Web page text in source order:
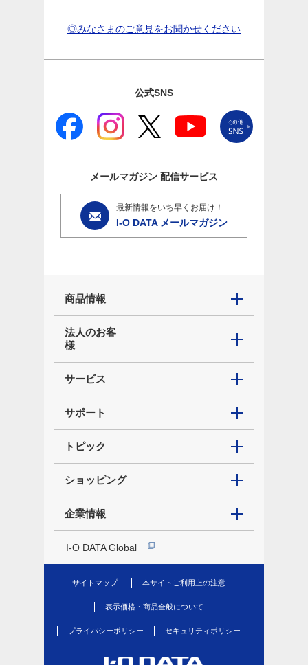
◎みなさまのご意見をお聞かせください
公式SNS
メールマガジン 配信サービス
最新情報をいち早くお届け！
I-O DATA メールマガジン
商品情報
法人のお客
様
サービス
サポート
トピック
ショッピング
企業情報
I-O DATA Global
サイトマップ 本サイトご利用上の注意
表示価格・商品全般について
プライバシーポリシー セキュリティポリシー